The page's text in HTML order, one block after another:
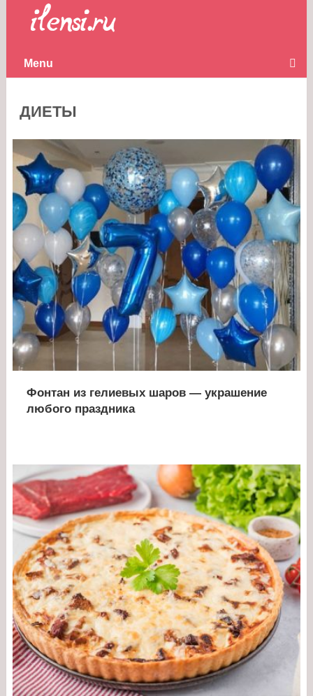
Menu
ДИЕТЫ
Фонтан из гелиевых шаров — украшение
любого праздника